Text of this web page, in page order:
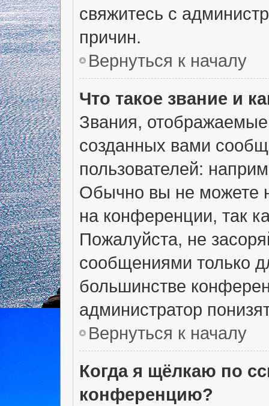
свяжитесь с
причин.
Вернуться к началу
Что такое звание и
Звания,
созданных вами
пользователей:
Обычно вы не можете
на конференции, так
Пожалуйста, не
сообщениями только
большинстве
администратор
Вернуться к началу
Когда я щёлкаю по
конференцию?